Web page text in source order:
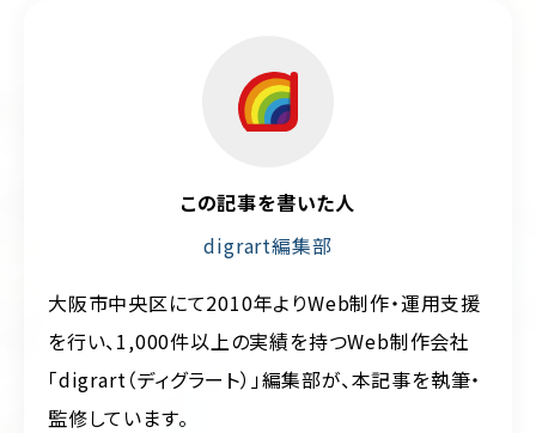
この記事を書いた人
digrart編集部
大阪市中央区にて2010年よりWeb制作・運用支援
を行い、1,000件以上の実績を持つWeb制作会社
「digrart（ディグラート）」編集部が、本記事を執筆・
監修しています。